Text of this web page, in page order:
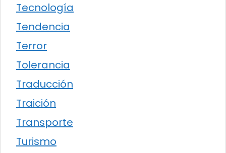
Tecnología
Tendencia
Terror
Tolerancia
Traducción
Traición
Transporte
Turismo